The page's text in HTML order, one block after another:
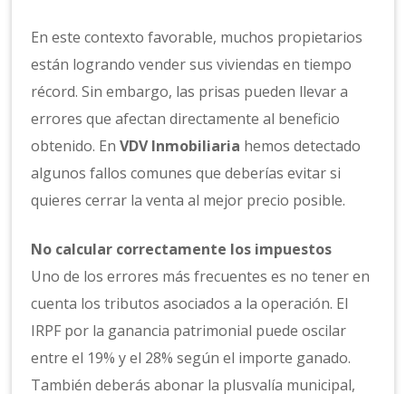
En este contexto favorable, muchos propietarios
están logrando vender sus viviendas en tiempo
récord. Sin embargo, las prisas pueden llevar a
errores que afectan directamente al beneficio
obtenido. EnVDV Inmobiliaria hemos detectado
algunos fallos comunes que deberías evitar si
quieres cerrar la venta al mejor precio posible.
No calcular correctamente los impuestos
Uno de los errores más frecuentes es no tener en
cuenta los tributos asociados a la operación. El
IRPF por la ganancia patrimonial puede oscilar
entre el 19% y el 28% según el importe ganado.
También deberás abonar la plusvalía municipal,